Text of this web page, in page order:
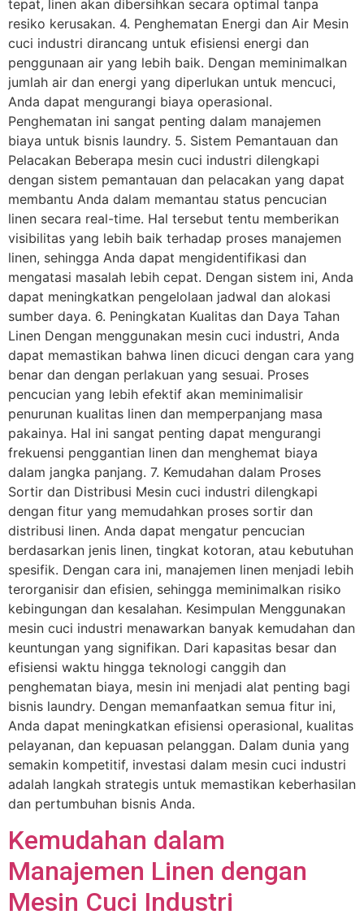
tepat, linen akan dibersihkan secara optimal tanpa
resiko kerusakan. 4. Penghematan Energi dan Air Mesin
cuci industri dirancang untuk efisiensi energi dan
penggunaan air yang lebih baik. Dengan meminimalkan
jumlah air dan energi yang diperlukan untuk mencuci,
Anda dapat mengurangi biaya operasional.
Penghematan ini sangat penting dalam manajemen
biaya untuk bisnis laundry. 5. Sistem Pemantauan dan
Pelacakan Beberapa mesin cuci industri dilengkapi
dengan sistem pemantauan dan pelacakan yang dapat
membantu Anda dalam memantau status pencucian
linen secara real-time. Hal tersebut tentu memberikan
visibilitas yang lebih baik terhadap proses manajemen
linen, sehingga Anda dapat mengidentifikasi dan
mengatasi masalah lebih cepat. Dengan sistem ini, Anda
dapat meningkatkan pengelolaan jadwal dan alokasi
sumber daya. 6. Peningkatan Kualitas dan Daya Tahan
Linen Dengan menggunakan mesin cuci industri, Anda
dapat memastikan bahwa linen dicuci dengan cara yang
benar dan dengan perlakuan yang sesuai. Proses
pencucian yang lebih efektif akan meminimalisir
penurunan kualitas linen dan memperpanjang masa
pakainya. Hal ini sangat penting dapat mengurangi
frekuensi penggantian linen dan menghemat biaya
dalam jangka panjang. 7. Kemudahan dalam Proses
Sortir dan Distribusi Mesin cuci industri dilengkapi
dengan fitur yang memudahkan proses sortir dan
distribusi linen. Anda dapat mengatur pencucian
berdasarkan jenis linen, tingkat kotoran, atau kebutuhan
spesifik. Dengan cara ini, manajemen linen menjadi lebih
terorganisir dan efisien, sehingga meminimalkan risiko
kebingungan dan kesalahan. Kesimpulan Menggunakan
mesin cuci industri menawarkan banyak kemudahan dan
keuntungan yang signifikan. Dari kapasitas besar dan
efisiensi waktu hingga teknologi canggih dan
penghematan biaya, mesin ini menjadi alat penting bagi
bisnis laundry. Dengan memanfaatkan semua fitur ini,
Anda dapat meningkatkan efisiensi operasional, kualitas
pelayanan, dan kepuasan pelanggan. Dalam dunia yang
semakin kompetitif, investasi dalam mesin cuci industri
adalah langkah strategis untuk memastikan keberhasilan
dan pertumbuhan bisnis Anda.
Kemudahan dalam
Manajemen Linen dengan
Mesin Cuci Industri